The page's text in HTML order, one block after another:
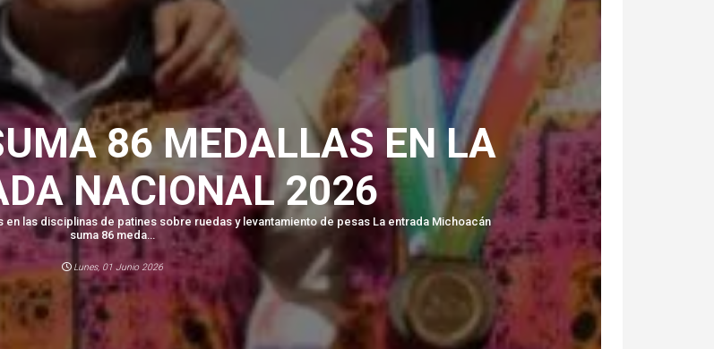
86 MEDALLAS EN LA
NACIONAL 2026
las disciplinas de patines sobre ruedas y levantamiento de pesas La entrada Michoacán
suma 86 meda...
Lunes, 01 Junio 2026